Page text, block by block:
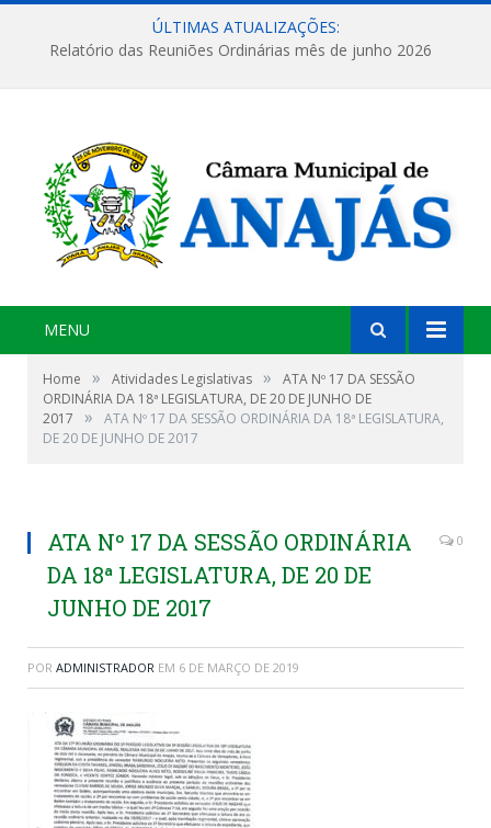
ÚLTIMAS ATUALIZAÇÕES:
Relatório das Reuniões Ordinárias mês de junho 2026
MENU
Home » Atividades Legislativas »
ATA Nº 17 DA SESSÃO
ORDINÁRIA DA 18ª LEGISLATURA, DE 20 DE JUNHO DE
2017
»
ATA Nº 17 DA SESSÃO ORDINÁRIA DA 18ª LEGISLATURA,
DE 20 DE JUNHO DE 2017
ATA Nº 17 DA SESSÃO ORDINÁRIA
DA 18ª LEGISLATURA, DE 20 DE
JUNHO DE 2017
0
POR ADMINISTRADOR EM 6 DE MARÇO DE 2019